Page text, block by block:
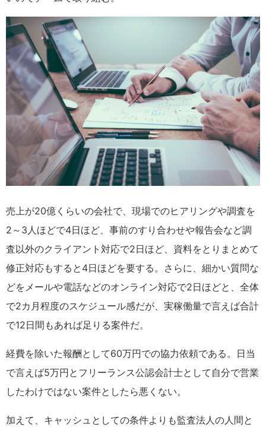
売上が20億くらいの会社で、現場でのヒアリングや調査を
2～3人ほどで4日ほど、事前のすり合わせや報告会など調
査以外のクライアント対応で2日ほど、資料をとりまとめて
修正対応もすると4日ほどを要する。さらに、細かい質問な
どをメールや電話などのオンライン対応で2日ほどと、全体
で2カ月程度のスケジュール感だが、実稼働量で言えば合計
で12日間もあれば足りる案件だ。
経費を除いた報酬として60万円での協力依頼である。日当
で言えば5万円とフリーランス公認会計士として自分で営業
したわけではない案件としたら悪くない。
加えて、キャッシュとしての条件よりも監査法人の人間と